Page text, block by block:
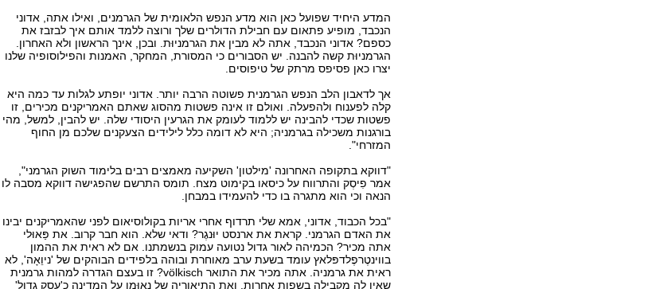
המדע היחיד שפועל כאן הוא מדע הנפש הלאומית של הגרמנים, ואילו אתה, אדוני
הנכבד, מופיע פתאום עם חבילת הדולרים שלך ורוצה ללמד אותם איך לבזבז את
כספם? אדוני הנכבד, אתה לא מבין את הגרמניוּת. ובכן, אינך הראשון ולא האחרון.
הגרמניוּת קשה להבנה. יש הסבורים כי המסורת, המחקר, האמנות והפילוסופיה שלנו
יצרו כאן פסיפס מרתק של טיפוסים.
אך לדאבון הלב הנפש הגרמנית פשוטה הרבה יותר. אדוני יופתע לגלות עד כמה היא
קלה לפענוח ולהפעלה. ואולם זו אינה פשטות מהסוג שאתם האמריקנים מכירים, זו
פשטות שכדי להבינה יש ללמוד לעומק את הגרעין היסודי שלה. יש להבין, למשל, מהי
בורגנות משכילה בגרמניה; היא לא דומה כלל לילידים הצעקנים שלכם מן החוף
המזרחי".
"דווקא בתקופה האחרונה 'מילטון' השקיעה מאמצים רבים בלימוד השוק הגרמני",
אמר פִיסְק והתרווח על כיסאו בקימוט מצח. תומס התרשם שהפגישה דווקא מסבה לו
הנאה וכי הוא מתגרה בו כדי להעמידו במבחן.
"בכל הכבוד, אדוני, אמא שלי תרדוף אחרי אריות בקולוסיאום לפני שהאמריקנים יבינו
את האדם הגרמני. קראת את ארנסט יוּנגֶר? ודאי שלא. הוא חבר קרוב. את פַּאוּלי
אתה מכיר? הכמיהה לאור גדול נטועה עמוק בנשמתנו. אם לא ראית את ההמון
בווינטֶרפֶלדפּלאץ עומד בשעת ערב מאוחרת ובוהה בלפידים הבוהקים של 'ניוֵאָה', לא
ראית את גרמניה. אתה מכיר את התואר völkisch? זו בעצם הגדרה למהות גרמנית
שאין לה מקבילה בשפות אחרות. ואת התיאוריה של נַאוּמַן על המדינה כ'עסק גדול'